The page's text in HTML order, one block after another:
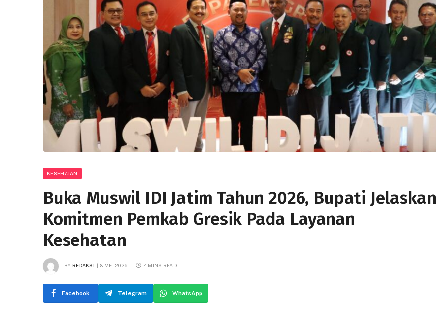
KESEHATAN
Buka Muswil IDI Jatim Tahun 2026, Bupati Jelaskan
Komitmen Pemkab Gresik Pada Layanan
Kesehatan
BY REDAKSI 8 MEI 2026 4 MINS READ
Facebook Telegram WhatsApp